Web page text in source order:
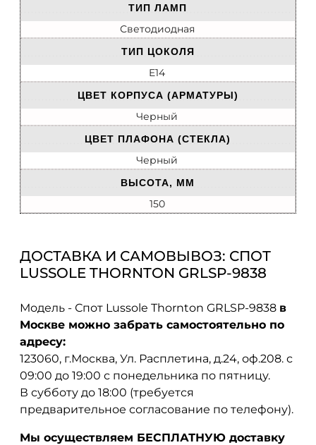
ТИП ЛАМП
Светодиодная
ТИП ЦОКОЛЯ
E14
ЦВЕТ КОРПУСА (АРМАТУРЫ)
Черный
ЦВЕТ ПЛАФОНА (СТЕКЛА)
Черный
ВЫСОТА, ММ
150
ДОСТАВКА И САМОВЫВОЗ: СПОТ
LUSSOLE THORNTON GRLSP-9838
Модель - Спот Lussole Thornton GRLSP-9838 в
Москве можно забрать самостоятельно по
адресу:
123060, г.Москва, Ул. Расплетина, д.24, оф.208. с
09:00 до 19:00 с понедельника по пятницу.
В субботу до 18:00 (требуется
предварительное согласование по телефону).
Мы осуществляем БЕСПЛАТНУЮ доставку